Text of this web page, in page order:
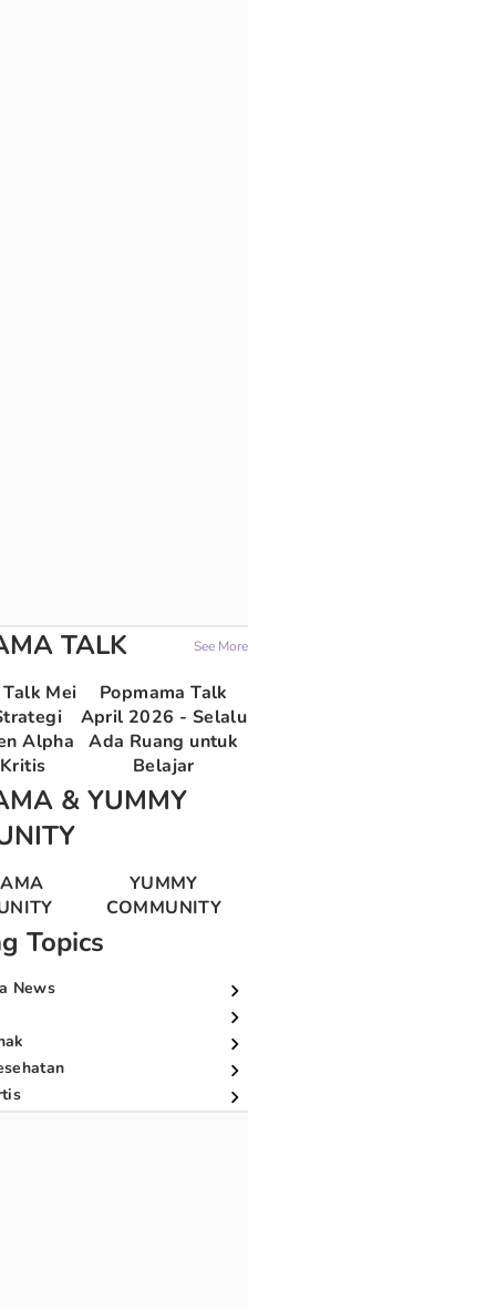
TALK See More
Mei
Alpha
Popmama Talk
April 2026 - Selalu
Ada Ruang untuk
Belajar
& YUMMY
YUMMY
COMMUNITY
Topics
News